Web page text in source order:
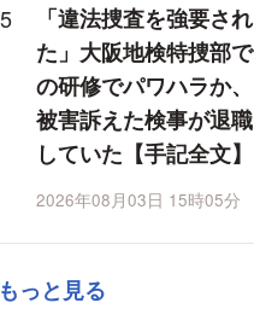
「違法捜査を強要され
た」大阪地検特捜部で
の研修でパワハラか、
被害訴えた検事が退職
していた【手記全文】
2026年08月03日 15時05分
もっと見る